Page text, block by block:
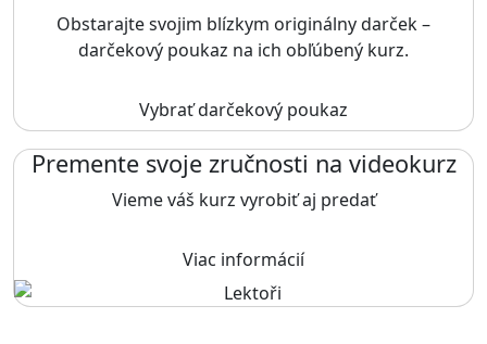
Obstarajte svojim blízkym originálny darček –
darčekový poukaz na ich obľúbený kurz.
Vybrať darčekový poukaz
Premente svoje zručnosti na videokurz
Vieme váš kurz vyrobiť aj predať
Viac informácií